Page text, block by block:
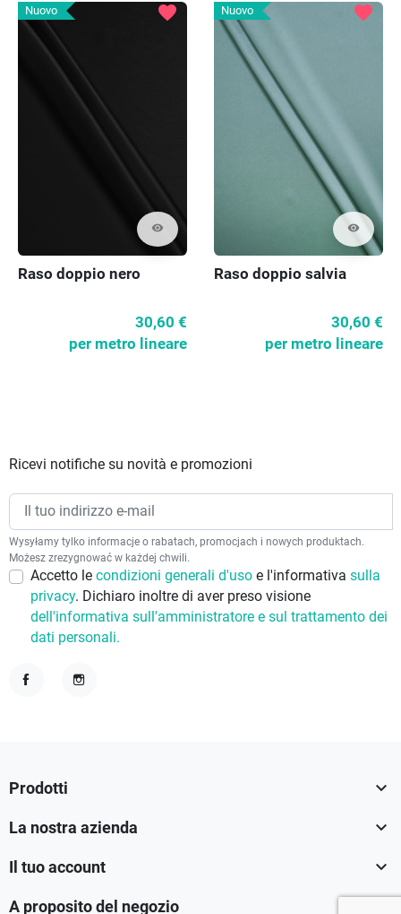
Nuovo
visibility
favorite
Raso doppio nero
30,60 €
per metro lineare
Nuovo
visibility
favorite
Raso doppio salvia
30,60 €
per metro lineare
Ricevi notifiche su novità e promozioni
Wysyłamy tylko informacje o rabatach, promocjach i nowych produktach.
Możesz zrezygnować w każdej chwili.
Accetto le condizioni generali d'uso e l'informativa sulla
privacy. Dichiaro inoltre di aver preso visione
dell'informativa sull'amministratore e sul trattamento dei
dati personali.
Prodotti 
La nostra azienda 
Il tuo account 
A proposito del negozio